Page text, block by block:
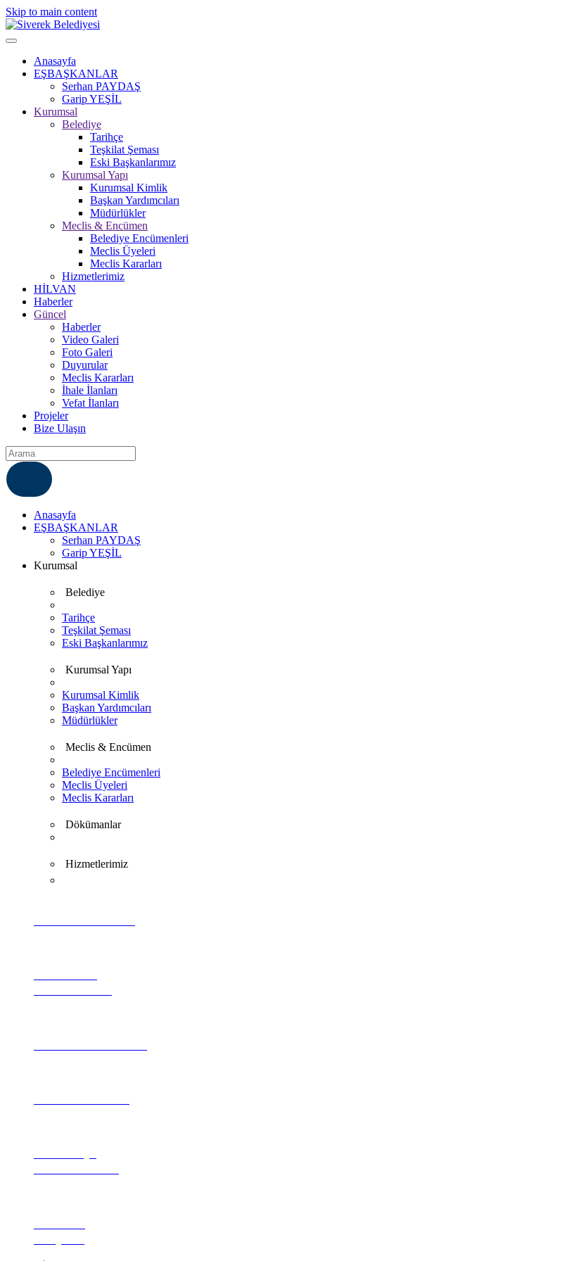
Skip to main content
Anasayfa
EŞBAŞKANLAR
Serhan PAYDAŞ
Garip YEŞİL
Kurumsal
Belediye
Tarihçe
Teşkilat Şeması
Eski Başkanlarımız
Kurumsal Yapı
Kurumsal Kimlik
Başkan Yardımcıları
Müdürlükler
Meclis & Encümen
Belediye Encümenleri
Meclis Üyeleri
Meclis Kararları
Hizmetlerimiz
HİLVAN
Haberler
Güncel
Haberler
Video Galeri
Foto Galeri
Duyurular
Meclis Kararları
İhale İlanları
Vefat İlanları
Projeler
Bize Ulaşın
Anasayfa
EŞBAŞKANLAR
Serhan PAYDAŞ
Garip YEŞİL
Kurumsal
Belediye
Tarihçe
Teşkilat Şeması
Eski Başkanlarımız
Kurumsal Yapı
Kurumsal Kimlik
Başkan Yardımcıları
Müdürlükler
Meclis & Encümen
Belediye Encümenleri
Meclis Üyeleri
Meclis Kararları
Dökümanlar
Hizmetlerimiz